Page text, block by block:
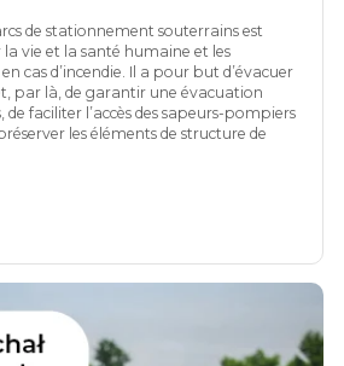
de stationnement souterrains est
vie et la santé humaine et les
cas d’incendie. Il a pour but d’évacuer
par là, de garantir une évacuation
de faciliter l’accès des sapeurs-pompiers
les éléments de structure de